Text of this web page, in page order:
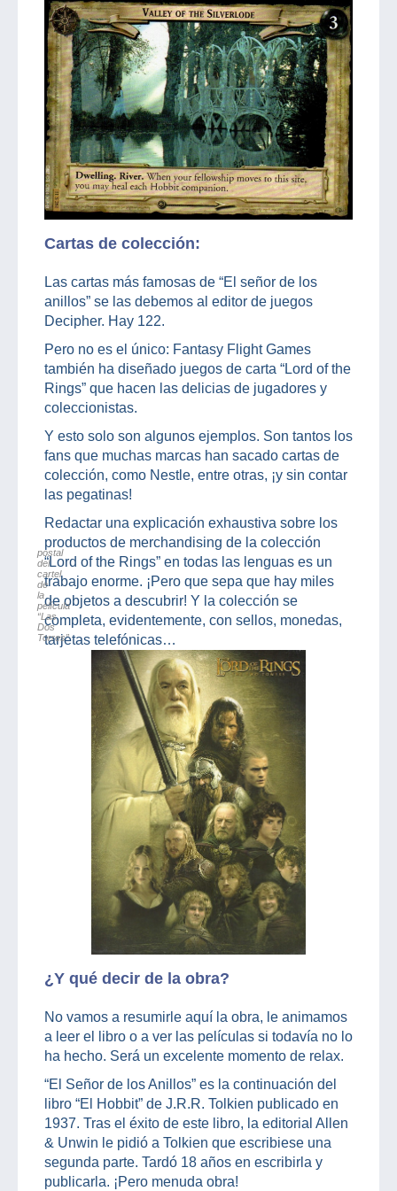
Cartas de colección:
Las cartas más famosas de “El señor de los
anillos” se las debemos al editor de juegos
Decipher. Hay 122.
Pero no es el único: Fantasy Flight Games
también ha diseñado juegos de carta “Lord of the
Rings” que hacen las delicias de jugadores y
coleccionistas.
Y esto solo son algunos ejemplos. Son tantos los
fans que muchas marcas han sacado cartas de
colección, como Nestle, entre otras, ¡y sin contar
las pegatinas!
Redactar una explicación exhaustiva sobre los
productos de merchandising de la colección
“Lord of the Rings” en todas las lenguas es un
trabajo enorme. ¡Pero que sepa que hay miles
de objetos a descubrir! Y la colección se
completa, evidentemente, con sellos, monedas,
tarjetas telefónicas…
postal
del
cartel
de
la
película
“Las
Dos
Torres”
¿Y qué decir de la obra?
No vamos a resumirle aquí la obra, le animamos
a leer el libro o a ver las películas si todavía no lo
ha hecho. Será un excelente momento de relax.
“El Señor de los Anillos” es la continuación del
libro “El Hobbit” de J.R.R. Tolkien publicado en
1937. Tras el éxito de este libro, la editorial Allen
& Unwin le pidió a Tolkien que escribiese una
segunda parte. Tardó 18 años en escribirla y
publicarla. ¡Pero menuda obra!